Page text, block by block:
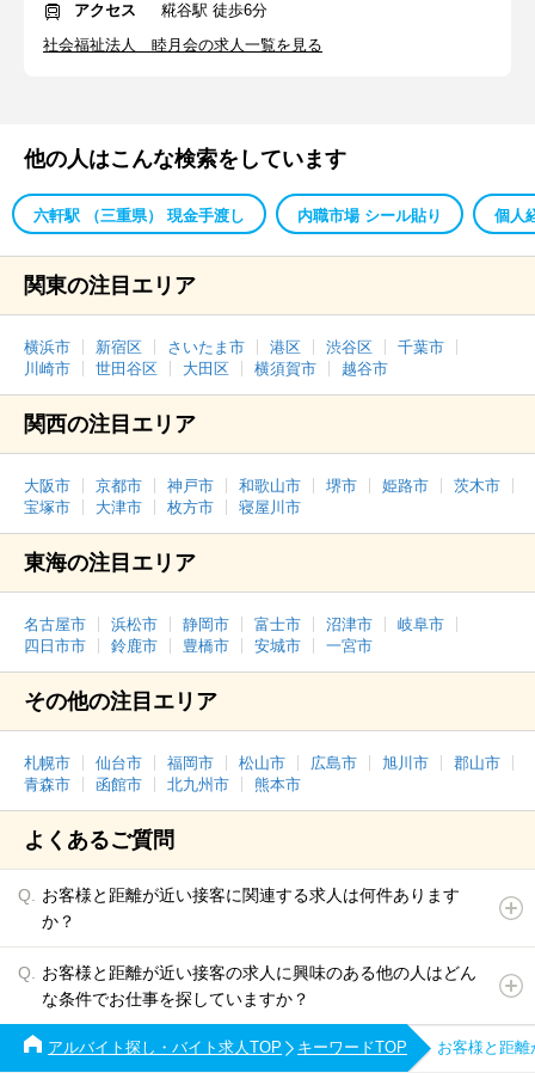
アクセス
糀谷駅 徒歩6分
社会福祉法人 睦月会の求人一覧を見る
他の人はこんな検索をしています
六軒駅 （三重県） 現金手渡し 内職市場 シール貼り 個人
関東の注目エリア
横浜市 新宿区 さいたま市 港区 渋谷区
千葉市
川崎市
世田谷区 大田区 横須賀市 越谷市
関西の注目エリア
大阪市 京都市 神戸市 和歌山市 堺市 姫路市
茨木市
宝塚市
大津市 枚方市 寝屋川市
東海の注目エリア
名古屋市 浜松市 静岡市 富士市 沼津市
岐阜市
四日市市
鈴鹿市 豊橋市 安城市 一宮市
その他の注目エリア
札幌市 仙台市 福岡市 松山市 広島市 旭川市
郡山市
青森市
函館市 北九州市 熊本市
よくあるご質問
お客様と距離が近い接客に関連する求人は何件あります
か？
お客様と距離が近い接客の求人に興味のある他の人はどん
な条件でお仕事を探していますか？
アルバイト探し・バイト求人TOP キーワードTOP お客様と距